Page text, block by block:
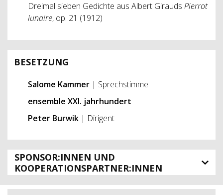
Dreimal sieben Gedichte aus Albert Girauds Pierrot
lunaire, op. 21 (1912)
BESETZUNG
Salome Kammer | Sprechstimme
ensemble XXI. jahrhundert
Peter Burwik | Dirigent
SPONSOR:INNEN UND
KOOPERATIONSPARTNER:INNEN